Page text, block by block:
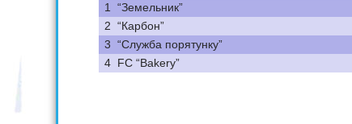
1 “Земельник”
2 “Карбон”
3 “Служба порятунку”
4 FC “Bakery”